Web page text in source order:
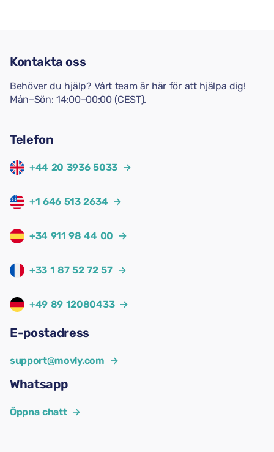
Kontakta oss
Behöver du hjälp? Vårt team är här för att hjälpa dig!
Mån–Sön: 14:00–00:00 (CEST).
Telefon
+44 20 3936 5033 →
+1 646 513 2634 →
+34 911 98 44 00 →
+33 1 87 52 72 57 →
+49 89 12080433 →
E-postadress
support@movly.com →
Whatsapp
Öppna chatt →